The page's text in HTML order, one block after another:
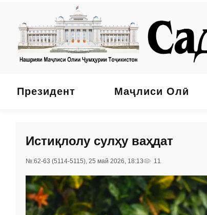
Президент Маҷлиси Олӣ
Истиқлолу сулҳу ваҳдат
№:62-63 (5114-5115), 25 май 2026, 18:13 11